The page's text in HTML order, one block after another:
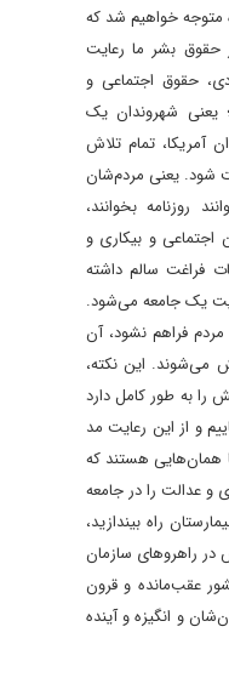
متوجه خواهیم شد که
حقوق بشر ما رعایت
حقوق اجتماعی و
یعنی شهروندان یک
آمریکا، تمام تلاش
شود. یعنی مردم‌شان
روزنامه بخوانند،
اجتماعی و بیکاری و
فراغت سالم داشته
یک جامعه می‌شود.
فراهم نشود، آن
می‌شوند. این نکته،
به طور کامل دارد
و از این رعایت مد
همان‌هایی هستند که
و عدالت را در جامعه
راه بیندازید،
در راهروهای سازمان
عقب‌مانده و قرون
و انگیزه و آینده